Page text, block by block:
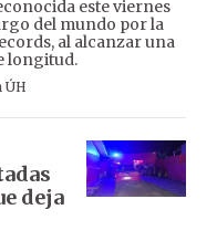
este viernes
del mundo por la
al alcanzar una
longitud.
ÚH
deja